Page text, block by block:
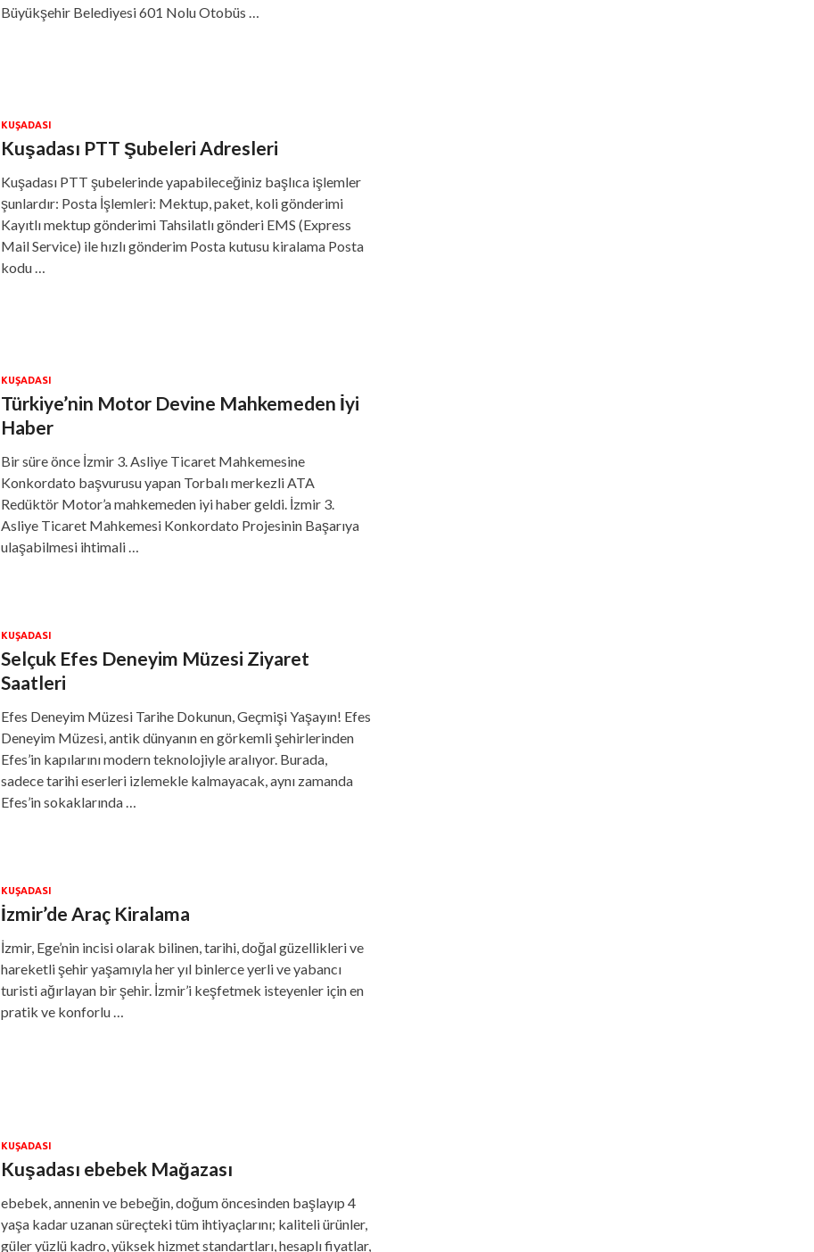
Büyükşehir Belediyesi 601 Nolu Otobüs …
KUŞADASI
Kuşadası PTT Şubeleri Adresleri
Kuşadası PTT şubelerinde yapabileceğiniz başlıca işlemler
şunlardır: Posta İşlemleri: Mektup, paket, koli gönderimi
Kayıtlı mektup gönderimi Tahsilatlı gönderi EMS (Express
Mail Service) ile hızlı gönderim Posta kutusu kiralama Posta
kodu …
KUŞADASI
Türkiye’nin Motor Devine Mahkemeden İyi
Haber
Bir süre önce İzmir 3. Asliye Ticaret Mahkemesine
Konkordato başvurusu yapan Torbalı merkezli ATA
Redüktör Motor’a mahkemeden iyi haber geldi. İzmir 3.
Asliye Ticaret Mahkemesi Konkordato Projesinin Başarıya
ulaşabilmesi ihtimali …
KUŞADASI
Selçuk Efes Deneyim Müzesi Ziyaret
Saatleri
Efes Deneyim Müzesi Tarihe Dokunun, Geçmişi Yaşayın! Efes
Deneyim Müzesi, antik dünyanın en görkemli şehirlerinden
Efes’in kapılarını modern teknolojiyle aralıyor. Burada,
sadece tarihi eserleri izlemekle kalmayacak, aynı zamanda
Efes’in sokaklarında …
KUŞADASI
İzmir’de Araç Kiralama
İzmir, Ege’nin incisi olarak bilinen, tarihi, doğal güzellikleri ve
hareketli şehir yaşamıyla her yıl binlerce yerli ve yabancı
turisti ağırlayan bir şehir. İzmir’i keşfetmek isteyenler için en
pratik ve konforlu …
KUŞADASI
Kuşadası ebebek Mağazası
ebebek, annenin ve bebeğin, doğum öncesinden başlayıp 4
yaşa kadar uzanan süreçteki tüm ihtiyaçlarını; kaliteli ürünler,
güler yüzlü kadro, yüksek hizmet standartları, hesaplı fiyatlar,